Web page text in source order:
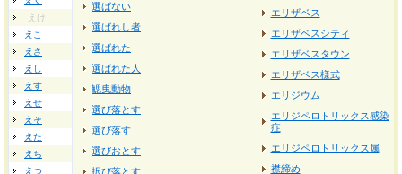
えけ
えこ
えさ
えし
えす
えせ
えそ
えた
えち
えつ
選ばない
選ばれし者
選ばれた
選ばれた人
鰓曳動物
選び落とす
選び落す
選びおとす
択び落とす
エリザベス
エリザベスシティ
エリザベスタウン
エリザベス様式
エリジウム
エリジペロトリックス感染
症
エリジペロトリックス属
襟締め